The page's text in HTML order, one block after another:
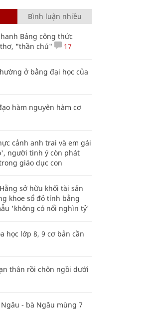
Bình luận nhiều
Bảng công thức
"thần chú"
17
ở bằng đại học của
hàm nguyên hàm cơ
cảnh anh trai và em gái
người tinh ý còn phát
giáo dục con
sở hữu khối tài sản
khoe sổ đỏ tính bằng
'không có nổi nghìn tỷ'
học lớp 8, 9 cơ bản cần
thân rồi chôn ngồi dưới
- bà Ngâu mùng 7